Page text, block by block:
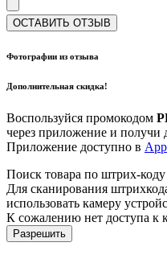
ОСТАВИТЬ ОТЗЫВ
Фотографии из отзыва
Дополнительная скидка!
Воспользуйся промокодом
через приложение и получи
Приложение доступно в
Поиск товара по штрих-коду
Для сканирования
использовать камеру
К сожалению нет доступа к
Разрешить